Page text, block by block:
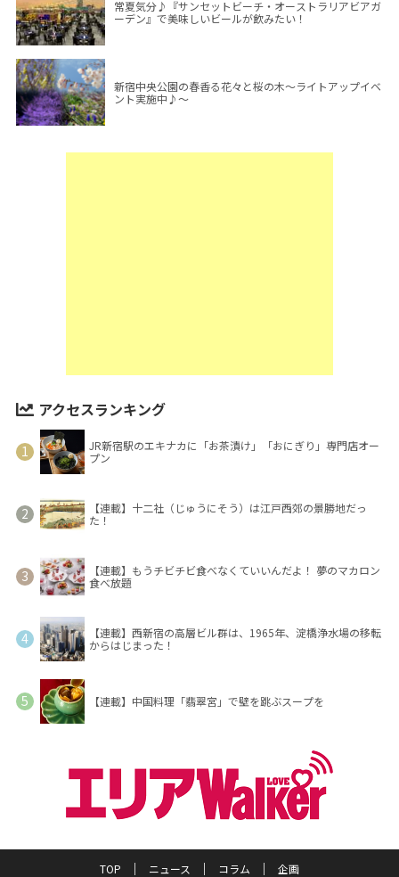
常夏気分♪『サンセットビーチ・オーストラリアビアガ
ーデン』で美味しいビールが飲みたい！
新宿中央公園の春香る花々と桜の木～ライトアップイベ
ント実施中♪～
アクセスランキング
JR新宿駅のエキナカに「お茶漬け」「おにぎり」専門店オー
プン
【連載】十二社（じゅうにそう）は江戸西郊の景勝地だっ
た！
【連載】もうチビチビ食べなくていいんだよ！ 夢のマカロン
食べ放題
【連載】西新宿の高層ビル群は、1965年、淀橋浄水場の移転
からはじまった！
【連載】中国料理「翡翠宮」で壁を跳ぶスープを
TOP ニュース コラム 企画